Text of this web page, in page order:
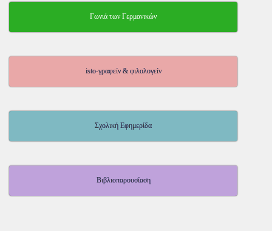
Γωνιά των Γερμανικών
isto-γραφείν & φιλολογείν
Σχολική Εφημερίδα
Βιβλιοπαρουσίαση